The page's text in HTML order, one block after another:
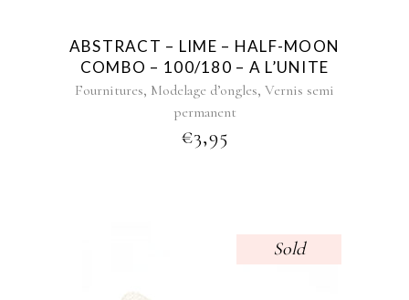
ABSTRACT – LIME – HALF-MOON
COMBO – 100/180 – A L’UNITE
Fournitures, Modelage d’ongles, Vernis semi
permanent
€3,95
Sold